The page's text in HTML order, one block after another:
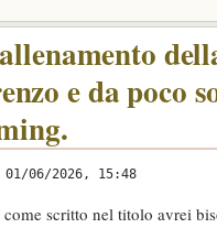
e da poco
01/06/2026, 15:48
scritto nel titolo avrei